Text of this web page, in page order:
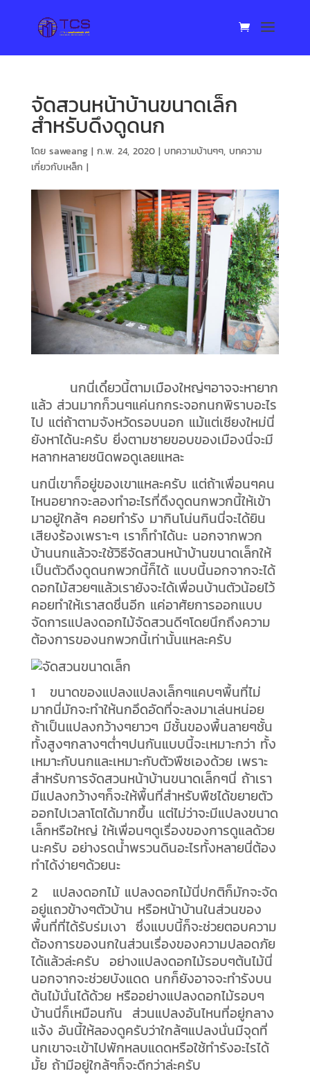
จัดสวนหน้าบ้านขนาดเล็ก
สำหรับดึงดูดนก
โดย saweang| ก.พ. 24, 2020| บทความบ้านๆๆ, บทความ
เกี่ยวกับเหล็ก |
นกนี่เดี๋ยวนี้ตามเมืองใหญ่ๆอาจจะหายาก
แล้ว ส่วนมากก็วนๆแค่นกกระจอกนกพิราบอะไร
ไป แต่ถ้าตามจังหวัดรอบนอก แม้แต่เชียงใหม่นี่
ยังหาได้นะครับ ยิ่งตามชายขอบของเมืองนี่จะมี
หลากหลายชนิดพอดูเลยแหละ
นกนี่เขาก็อยู่ของเขาแหละครับ แต่ถ้าเพื่อนๆคน
ไหนอยากจะลองทำอะไรที่ดึงดูดนกพวกนี้ให้เข้า
มาอยู่ใกล้ๆ คอยทำรัง มากินโน่นกินนี่จะได้ยิน
เสียงร้องเพราะๆ เราก็ทำได้นะ นอกจากพวก
บ้านนกแล้วจะใช้วิธีจัดสวนหน้าบ้านขนาดเล็กให้
เป็นตัวดึงดูดนกพวกนี้ก็ได้ แบบนี้นอกจากจะได้
ดอกไม้สวยๆแล้วเรายังจะได้เพื่อนบ้านตัวน้อยไว้
คอยทำให้เราสดชื่นอีก แค่อาศัยการออกแบบ
จัดการแปลงดอกไม้จัดสวนดีๆโดยนึกถึงความ
ต้องการของนกพวกนี้เท่านั้นแหละครับ
1 ขนาดของแปลงแปลงเล็กๆแคบๆพื้นที่ไม่
มากนี่มักจะทำให้นกอึดอัดที่จะลงมาเล่นหน่อย
ถ้าเป็นแปลงกว้างๆยาวๆ มีชั้นของพื้นลายๆชั้น
ทั้งสูงๆกลางๆต่ำๆปนกันแบบนี้จะเหมาะกว่า ทั้ง
เหมาะกับนกและเหมาะกับตัวพืชเองด้วย เพราะ
สำหรับการจัดสวนหน้าบ้านขนาดเล็กๆนี่ ถ้าเรา
มีแปลงกว้างๆก็จะให้พื้นที่สำหรับพืชได้ขยายตัว
ออกไปเวลาโตได้มากขึ้น แต่ไม่ว่าจะมีแปลงขนาด
เล็กหรือใหญ่ ให้เพื่อนๆดูเรื่องของการดูแลด้วย
นะครับ อย่างรดน้ำพรวนดินอะไรทั้งหลายนี่ต้อง
ทำได้ง่ายๆด้วยนะ
2 แปลงดอกไม้แปลงดอกไม้นี่ปกติก็มักจะจัด
อยู่แถวข้างๆตัวบ้าน หรือหน้าบ้านในส่วนของ
พื้นที่ที่ได้รับร่มเงา ซึ่งแบบนี้ก็จะช่วยตอบความ
ต้องการของนกในส่วนเรื่องของความปลอดภัย
ได้แล้วล่ะครับ อย่างแปลงดอกไม้รอบๆต้นไม้นี่
นอกจากจะช่วยบังแดด นกก็ยังอาจจะทำรังบน
ต้นไม้นั่นได้ด้วย หรืออย่างแปลงดอกไม้รอบๆ
บ้านนี่ก็เหมือนกัน ส่วนแปลงอันไหนที่อยู่กลาง
แจ้ง อันนี้ให้ลองดูครับว่าใกล้ๆแปลงนั่นมีจุดที่
นกเขาจะเข้าไปพักหลบแดดหรือใช้ทำรังอะไรได้
มั้ย ถ้ามีอยู่ใกล้ๆก็จะดีกว่าล่ะครับ